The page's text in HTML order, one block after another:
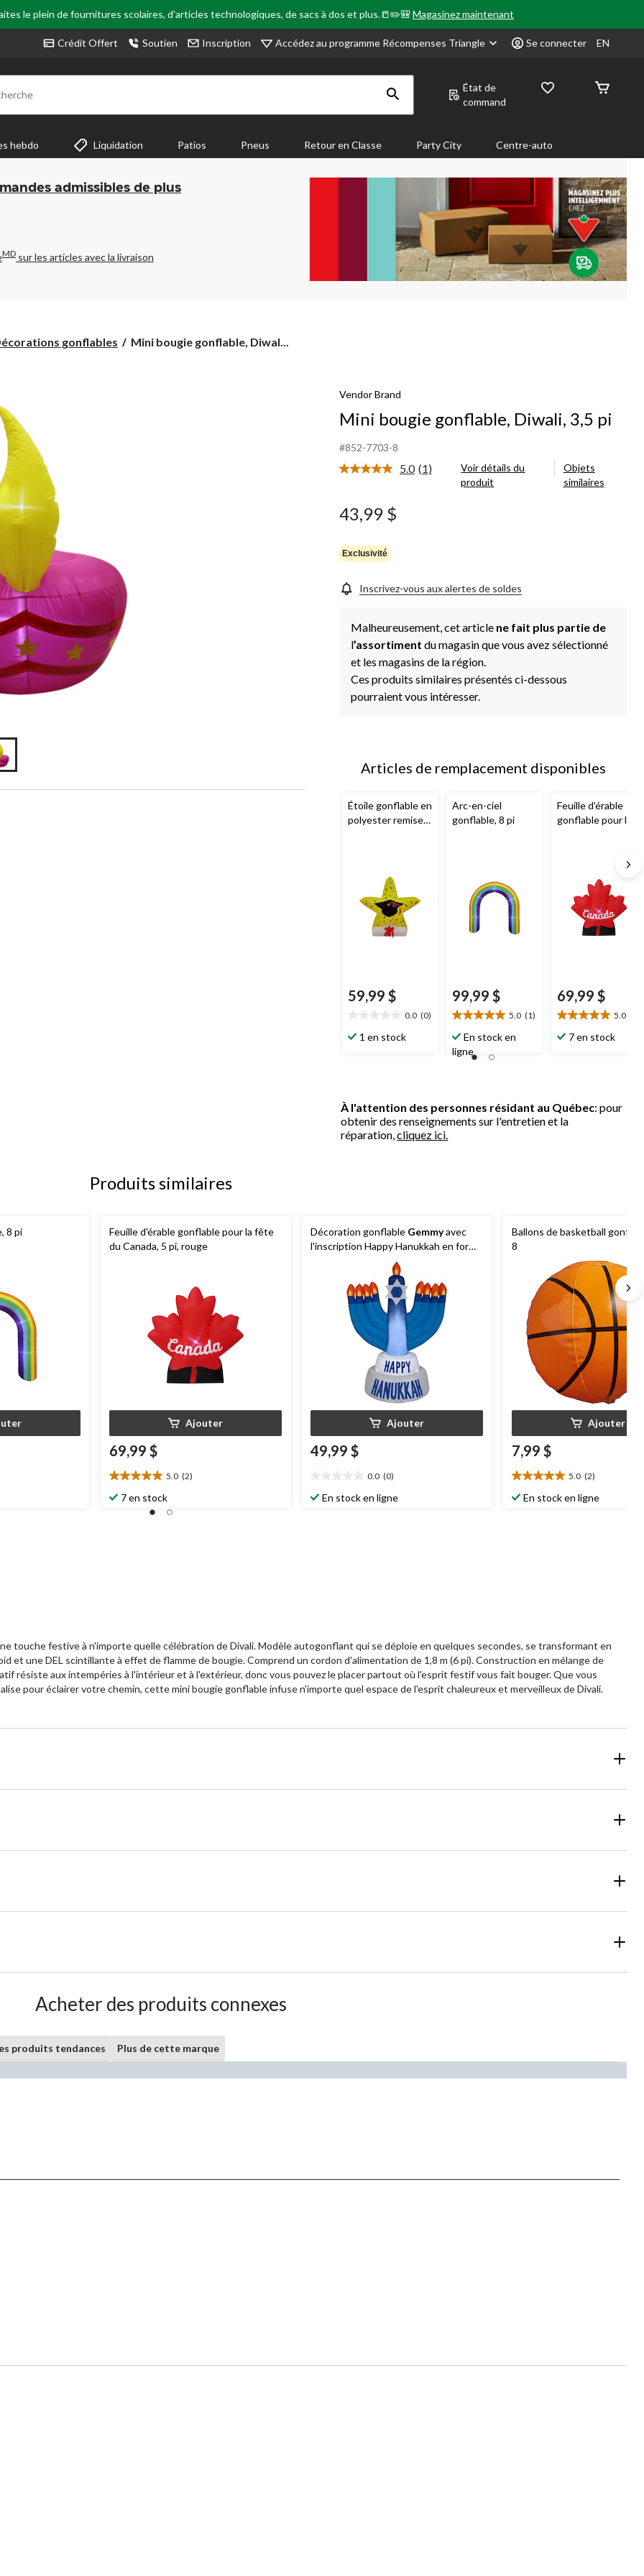
le plein de fournitures scolaires, d'articles technologiques, de sacs à dos et plus.📒✏️🎒Magasinez maintenant
Crédit Offert Soutien Inscription Accédez au programme Récompenses Triangle Se connecter EN
État de
command
hebdo Liquidation Patios Pneus Retour en Classe Party City Centre-auto
admissibles de plus
MD sur les articles avec la livraison
gonflables
Mini
Mini bougie gonflable, Diwal...
Vendor Brand
Mini bougie gonflable, Diwali, 3,5 pi
#852-7703-8
5.0 Lire
(1)
Voir détails du
produit
Objets
similaires
43,99 $
Exclusivité
Inscrivez-vous aux alertes de soldes
Malheureusement, cet article ne fait plus partie de
l’assortiment du magasin que vous avez sélectionné
et les magasins de la région.
Ces produits similaires présentés ci-dessous
pourraient vous intéresser.
Articles de remplacement disponibles
Étoile gonflable en
polyester remise
59,99 $
0.0 (0)
étoile(s)
1 en stock
Arc-en-ciel
gonflable, 8 pi
99,99 $
5.0 (1)
5.0
étoile(s)
sur
En stock en
ligne
Feuille d'érable
gonflable pour la
69,99 $
5.0
5.0
étoile(s)
7 en stock
À l'attention des personnes résidant au Québec: pour
obtenir des renseignements sur l'entretien et la
réparation,cliquez ici.
Produits similaires
8 pi
Feuille d'érable gonflable pour la fête
du Canada, 5 pi, rouge
Ajouter
69,99 $
5.0 (2)
5.0
étoile(s)
7 en stock
Décoration gonflable Gemmyavec
l'inscription Happy Hanukkah en forme
de ménorah, 3,5 pi, pour Hanoukka
Ajouter
49,99 $
0.0 (0)
étoile(s)
En stock en ligne
Ballons de basketball
8
Ajouter
7,99 $
5.0 (2)
5.0
étoile(s)
En stock en ligne
touche festive à n'importe quelle célébration de Divali. Modèle autogonflant qui se déploie en quelques secondes, se transformant en
et une DEL scintillante à effet de flamme de bougie. Comprend un cordon d'alimentation de 1,8 m (6 pi). Construction en mélange de
résiste aux intempéries à l'intérieur et à l'extérieur, donc vous pouvez le placer partout où l'esprit festif vous fait bouger. Que vous
pour éclairer votre chemin, cette mini bougie gonflable infuse n'importe quel espace de l'esprit chaleureux et merveilleux de Divali.
Acheter des produits connexes
produits tendances Plus de cette marque